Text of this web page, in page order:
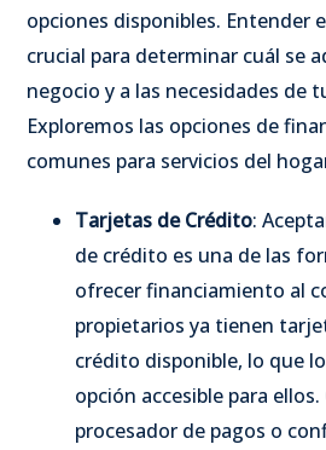
opciones disponibles. Entender
crucial para determinar cuál se
negocio y a las necesidades de
Exploremos las opciones de
comunes para servicios del
Tarjetas de Crédito:
de crédito es una de las
ofrecer financiamiento al
propietarios ya tienen
crédito disponible, lo que
opción accesible para
procesador de pagos o